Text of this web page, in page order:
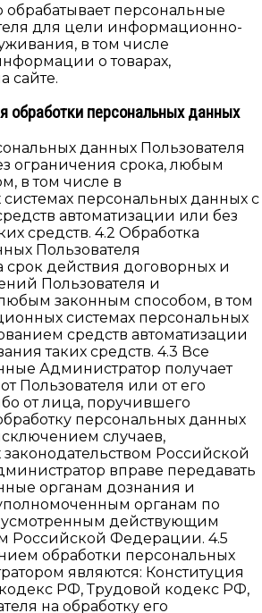
обрабатывает персональные
для цели информационно-
в том числе
о товарах,
сайте.
обработки персональных данных
данных Пользователя
ограничения срока, любым
в том числе в
персональных данных с
автоматизации или без
средств. 4.2 Обработка
Пользователя
срок действия договорных и
Пользователя и
законным способом, в том
системах персональных
средств автоматизации
таких средств. 4.3 Все
Администратор получает
Пользователя или от его
от лица, поручившего
персональных данных
случаев,
Российской
вправе передавать
органам дознания и
органам по
действующим
Российской Федерации. 4.5
обработки персональных
являются: Конституция
РФ, Трудовой кодекс РФ,
на обработку его